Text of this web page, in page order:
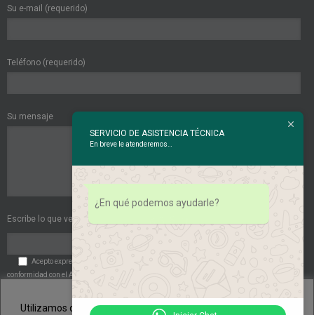
Utilizamos cookies propias y de terceros para aportarle una
Su e-mail (requerido)
Teléfono (requerido)
Su mensaje
Escribe lo que ves en esta imagen:
Acepto expresamente las
conformidad con el Art. 6 del RGPD el tratamiento de mis datos de carácter personal por
SERVICIO DE ASISTENCIA TÉCNICA
En breve le atenderemos…
¿En qué podemos ayudarle?